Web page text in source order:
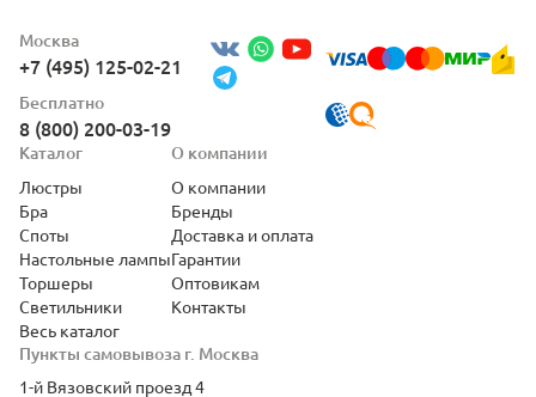
Москва
+7 (495) 125-02-21
Бесплатно
8 (800) 200-03-19
Пункты самовывоза г. Москва
1-й Вязовский проезд 4
Каталог
Люстры
Бра
Споты
Настольные лампы
Торшеры
Светильники
Весь каталог
О компании
О компании
Бренды
Доставка и оплата
Гарантии
Оптовикам
Контакты